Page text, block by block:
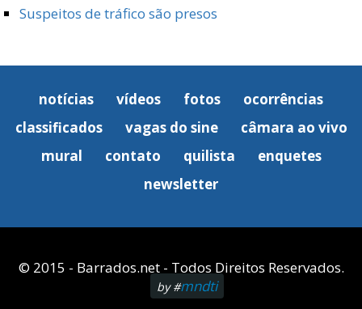
Suspeitos de tráfico são presos
notícias vídeos fotos
ocorrências
classificados
vagas do sine
câmara ao vivo
mural
contato quilista
enquetes
newsletter
© 2015 - Barrados.net - Todos Direitos Reservados.
by #mndti